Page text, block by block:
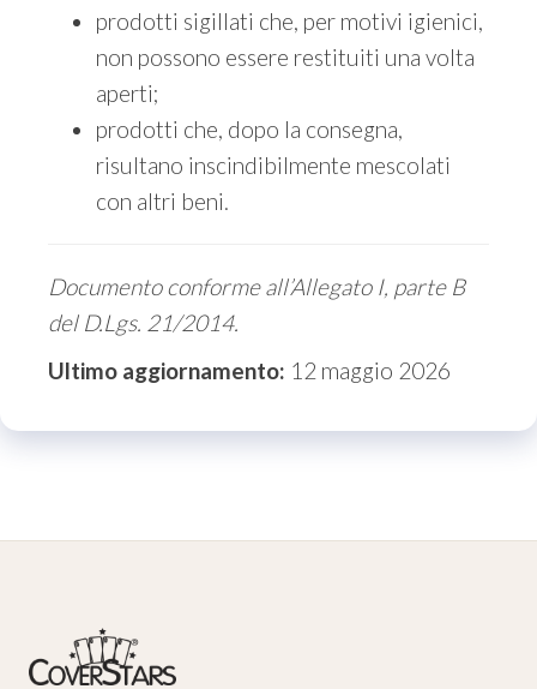
prodotti sigillati che, per motivi igienici,
non possono essere restituiti una volta
aperti;
prodotti che, dopo la consegna,
risultano inscindibilmente mescolati
con altri beni.
Documento conforme all’Allegato I, parte B
del D.Lgs. 21/2014.
Ultimo aggiornamento: 12 maggio 2026